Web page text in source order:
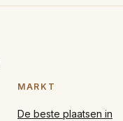
MARKT
De beste plaatsen in